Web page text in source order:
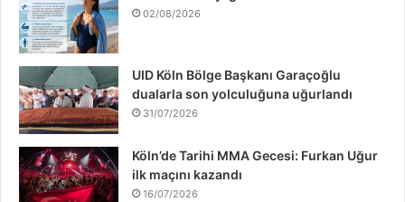
o
o
k
r
I
n
e
r
02/08/2026
UID Köln Bölge Başkanı Garaçoğlu
dualarla son yolculuğuna uğurlandı
31/07/2026
Köln’de Tarihi MMA Gecesi: Furkan Uğur
ilk maçını kazandı
16/07/2026